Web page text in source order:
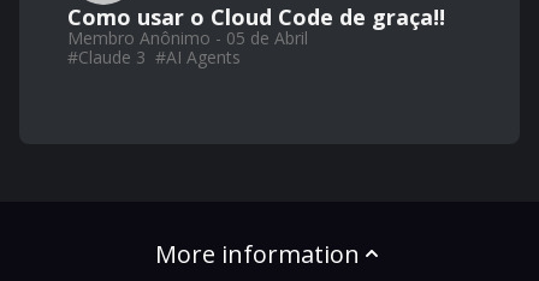
Como usar o Cloud Code de graça!!
Membro Anônimo - 05 de Abril
#Claude 3 #AI Agents
More information